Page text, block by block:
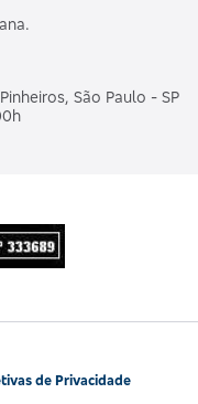
São Paulo - SP
de Privacidade